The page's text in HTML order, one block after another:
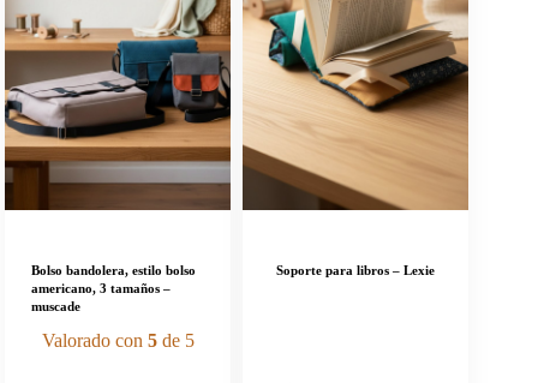
Bolso bandolera, estilo bolso
americano, 3 tamaños –
muscade
Valorado con 5de 5
Soporte para libros – Lexie